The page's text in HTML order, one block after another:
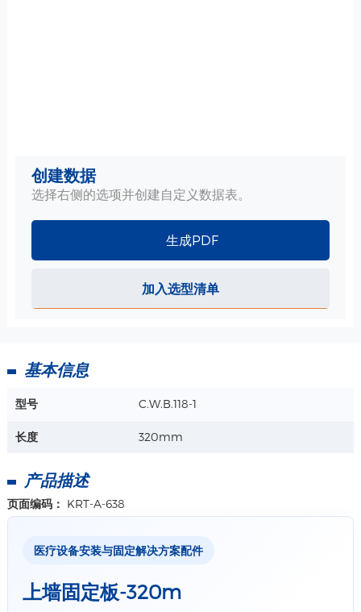
创建数据
选择右侧的选项并创建自定义数据表。
生成PDF
加入选型清单
基本信息
型号 C.W.B.118-1
长度 320mm
产品描述
页面编码： KRT-A-638
医疗设备安装与固定解决方案配件
上墙固定板-320m